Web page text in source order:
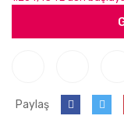
Paylaş